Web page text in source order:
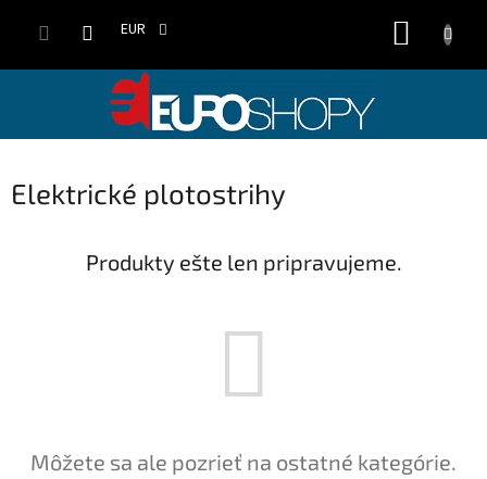
EUR
Elektrické plotostrihy
Produkty ešte len pripravujeme.
Môžete sa ale pozrieť na ostatné kategórie.